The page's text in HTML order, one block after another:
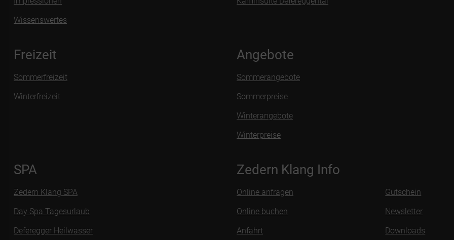
Wissenswertes
Freizeit
Sommerfreizeit
Winterfreizeit
Angebote
Sommerangebote
Sommerpreise
Winterangebote
Winterpreise
SPA
Zedern Klang SPA
Day Spa Tagesurlaub
Deferegger Heilwasser
Zedern Klang Info
Online anfragen
Online buchen
Anfahrt
Gutschein
Newsletter
Downloads